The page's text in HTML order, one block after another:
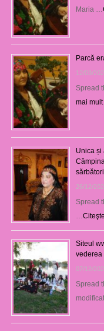
Maria …
Parcă
12/03/
Spread
mai mult
Unica și
26/12/
Spread
…
Siteul
vederea
07/12/
Spread